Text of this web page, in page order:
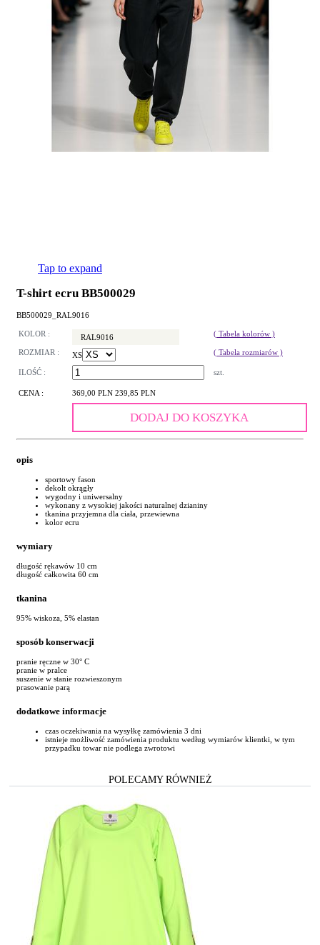
Tap to expand
T-shirt ecru BB500029
BB500029_RAL9016
KOLOR : RAL9016 ( Tabela kolorów )
ROZMIAR : XS ( Tabela rozmiarów )
ILOŚĆ : szt.
CENA : 369,00 PLN 239,85 PLN
DODAJ DO KOSZYKA
opis
sportowy fason
dekolt okrągły
wygodny i uniwersalny
wykonany z wysokiej jakości naturalnej dzianiny
tkanina przyjemna dla ciała, przewiewna
kolor ecru
wymiary
długość rękawów 10 cm
długość całkowita 60 cm
tkanina
95% wiskoza, 5% elastan
sposób konserwacji
pranie ręczne w 30° C
pranie w pralce
suszenie w stanie rozwieszonym
prasowanie parą
dodatkowe informacje
czas oczekiwania na wysyłkę zamówienia 3 dni
istnieje możliwość zamówienia produktu według wymiarów klientki, w tym
przypadku towar nie podlega zwrotowi
POLECAMY RÓWNIEŻ